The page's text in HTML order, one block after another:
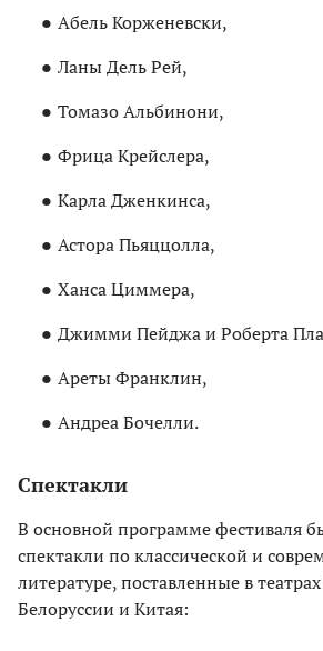
Абель Корженевски,
Ланы Дель Рей,
Томазо Альбинони,
Фрица Крейслера,
Карла Дженкинса,
Астора Пьяццолла,
Ханса Циммера,
Джимми Пейджа и Роберта
Ареты Франклин,
Андреа Бочелли.
Спектакли
В основной программе фестиваля
спектакли по классической и
литературе, поставленные в
Белоруссии и Китая: